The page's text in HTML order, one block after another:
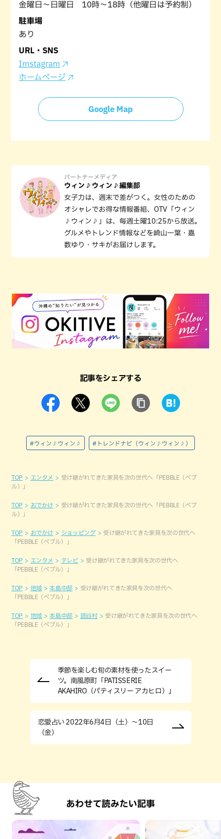
金曜日～日曜日 10時～18時（他曜日は予約制）
駐車場
あり
URL・SNS
Imstagram
ホームページ
Google Map
パートナーメディア
ウィン♪ウィン♪編集部
女子力は、週末で差がつく。女性のための
オシャレでお得な情報番組、OTV「ウィン
♪ウィン♪」は、毎週土曜10:25から放送。
グルメやトレンド情報などを崎山一葉・嘉
数ゆり・サキがお届けします。
記事をシェアする
#ウィン♪ウィン♪ #トレンドナビ（ウィン♪ウィン♪）
TOP エンタメ
受け継がれてきた家具を次の世代へ「PEBBLE（ペブ
ル）」
TOP おでかけ
受け継がれてきた家具を次の世代へ「PEBBLE（ペブ
ル）」
TOP おでかけ ショッピング
受け継がれてきた家具を次の世代へ
「PEBBLE（ペブル）」
TOP エンタメ テレビ
受け継がれてきた家具を次の世代へ
「PEBBLE（ペブル）」
TOP 地域 本島中部
受け継がれてきた家具を次の世代へ
「PEBBLE（ペブル）」
TOP 地域 本島中部 読谷村
受け継がれてきた家具を次の世代へ
「PEBBLE（ペブル）」
季節を楽しむ旬の素材を使ったスイー
ツ。南風原町「PATISSERIE
AKAHIRO（パティスリー アカヒロ）」
恋愛占い 2022年6月4日（土）～10日
（金）
あわせて読みたい記事